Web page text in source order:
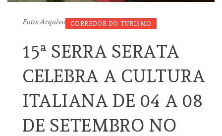
Foto: Arquivo CORREDOR DO TURISMO
15ª SERRA SERATA
CELEBRA A CULTURA
ITALIANA DE 04 A 08
DE SETEMBRO NO